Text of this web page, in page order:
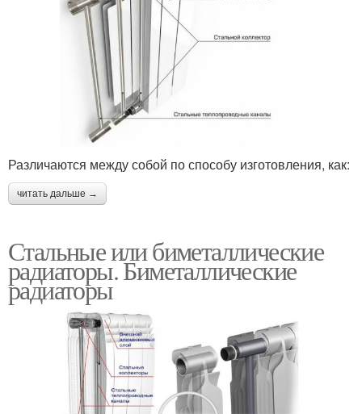
Различаются между собой по способу изготовления, как:
читать дальше →
Стальные или биметаллические
радиаторы. Биметаллические
радиаторы